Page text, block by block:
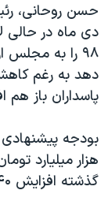
تریبونال مردمی
دادگاه حمید نوری
چهل سال
قانون شفافیت
اسرائیل در جنگ
نرگس محمدی
حسن روحانی،
دی ماه در حالی
۹۸ را به
دهد به رغم
پاسداران باز هم
هزار میلیارد
گذشته افزایش ۴۰ درصدی داشته است.